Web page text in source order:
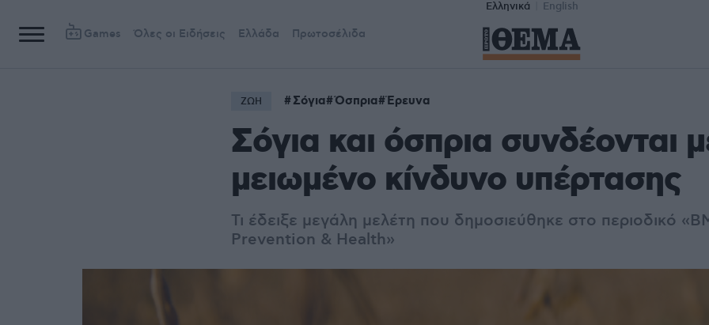
Ελληνικά English
Games Όλες οι Ειδήσεις Ελλάδα Πρωτοσέλιδα
ΖΩΗ Σόγια Όσπρια Έρευνα
Σόγια και όσπρια συνδέονται
μειωμένο κίνδυνο υπέρτασης
Τι έδειξε μεγάλη μελέτη που δημοσιεύθηκε στο περιοδικό
Prevention & Health»